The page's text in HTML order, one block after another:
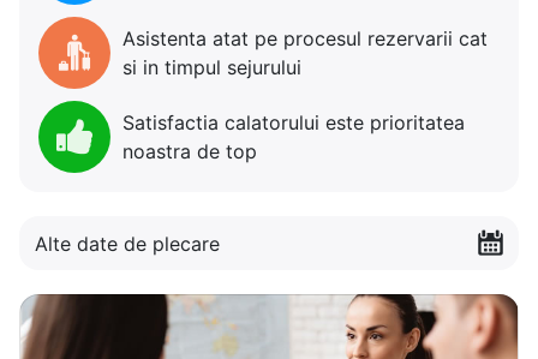
Asistenta atat pe procesul rezervarii cat
si in timpul sejurului
Satisfactia calatorului este prioritatea
noastra de top
Alte date de plecare